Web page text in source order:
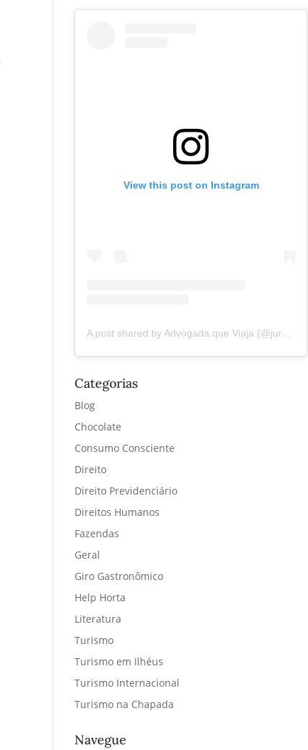
View this post on Instagram
A post shared by Advogada que Viaja (@juremacintra)
Categorias
Blog
Chocolate
Consumo Consciente
Direito
Direito Previdenciário
Direitos Humanos
Fazendas
Geral
Giro Gastronômico
Help Horta
Literatura
Turismo
Turismo em Ilhéus
Turismo Internacional
Turismo na Chapada
Navegue